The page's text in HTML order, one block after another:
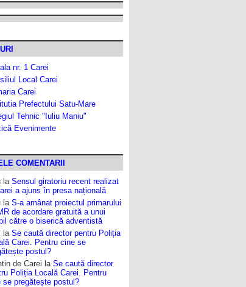
nr. 1 Carei
Local Carei
Carei
Prefectului Satu-Mare
Tehnic "Iuliu Maniu"
Evenimente
COMENTARII
la Sensul giratoriu recent realizat
a ajuns în presa națională
la S-a amânat proiectul primarului
de acordare gratuită a unui
către o biserică adventistă
la Se caută director pentru Poliția
Carei. Pentru cine se
postul?
de Carei la Se caută director
Poliția Locală Carei. Pentru
se pregătește postul?